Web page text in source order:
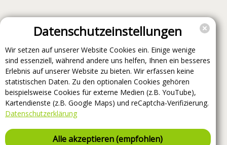
Datenschutzeinstellungen
Wir setzen auf unserer Website Cookies ein. Einige wenige
sind essenziell, während andere uns helfen, Ihnen ein besseres
Erlebnis auf unserer Website zu bieten. Wir erfassen keine
statistischen Daten. Zu den optionalen Cookies gehören
beispielsweise Cookies für externe Medien (z.B. YouTube),
Kartendienste (z.B. Google Maps) und reCaptcha-Verifizierung.
Datenschutzerklärung
Alle akzeptieren (empfohlen)